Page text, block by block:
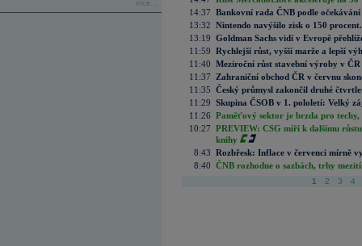
více...
14:37 Bankovní rada ČNB podle
13:32 Nintendo navýšilo zisk o 150
13:19 Goldman Sachs vidí v Evropě
11:59 Rychlejší růst, vyšší marže a lepší
11:40 Meziroční růst stavební výroby v
11:37
Zahraniční obchod ČR v červnu
11:35 Český průmysl zakončil druhé
11:29 Skupina ČSOB v 1. pololetí: Velký
11:26 Paměťový sektor je brzda pro techy,
10:27 PREVIEW: CSG míří k dalšímu
knihy
8:43 Rozbřesk: Inflace v červenci mírně
8:40 ČNB rozhodne o sazbách, trhy
1 2 3 4